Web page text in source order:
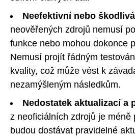
Neefektivní nebo
neověřených zdrojů nemusí
funkce nebo mohou dokonce
Nemusí projít řádným
kvality, což může vést k
nezamýšleným následkům.
Nedostatek aktualizací a
z neoficiálních zdrojů je méně
budou dostávat pravidelné